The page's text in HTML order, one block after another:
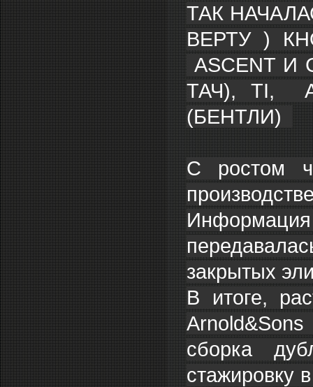
ТАК
ВЕРТУ )
ASCENT
ТАЧ), TI,
(БЕНТЛИ)
С ростом
закрытых
В итоге,
сборка
стажировку